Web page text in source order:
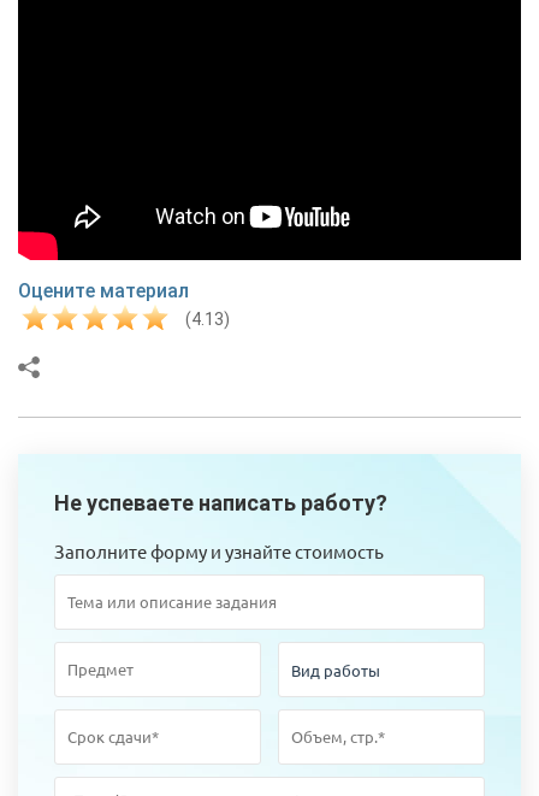
Оцените материал
(4.13)
Не успеваете написать работу?
Заполните форму и узнайте стоимость